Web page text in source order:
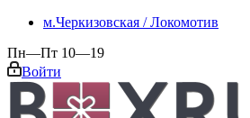
м.Черкизовская / Локомотив
Пн—Пт 10—19
Войти